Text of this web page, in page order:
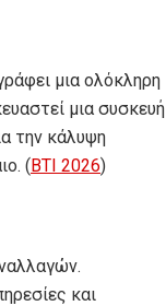
μια ολόκληρη
μια συσκευή
την κάλυψη
(BTI 2026)
και